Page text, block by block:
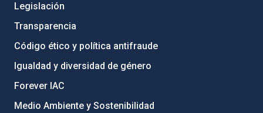
Legislación
Transparencia
Código ético y política antifraude
Igualdad y diversidad de género
Forever IAC
Medio Ambiente y Sostenibilidad